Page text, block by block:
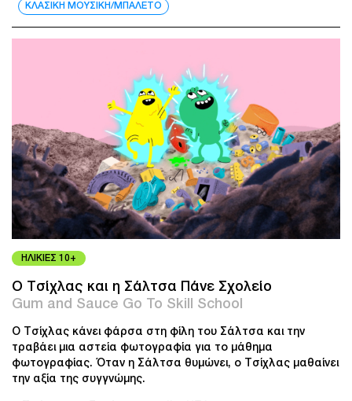
ΚΛΑΣΙΚΗ ΜΟΥΣΙΚΗ/ΜΠΑΛΕΤΟ
ΗΛΙΚΙΕΣ 10+
O Τσίχλας και η Σάλτσα Πάνε Σχολείο
Gum and Sauce Go To Skill School
Ο Τσίχλας κάνει φάρσα στη φίλη του Σάλτσα και την
τραβάει μια αστεία φωτογραφία για το μάθημα
φωτογραφίας. Όταν η Σάλτσα θυμώνει, ο Τσίχλας μαθαίνει
την αξία της συγγνώμης.